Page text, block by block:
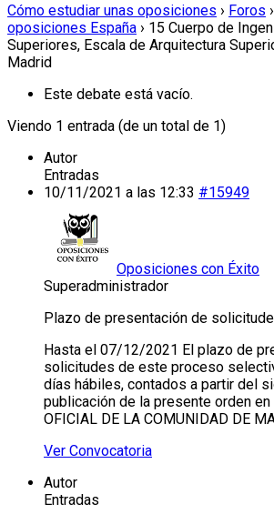
Cómo estudiar unas oposiciones › Foros ›
oposiciones España › 15 Cuerpo de
Superiores, Escala de Arquitectura
Madrid
Este debate está vacío.
Viendo 1 entrada (de un total de 1)
Autor
Entradas
10/11/2021 a las 12:33 #15949
Oposiciones con Éxito
Superadministrador
Plazo de presentación de
Hasta el 07/12/2021 El plazo de
solicitudes de este proceso
días hábiles, contados a partir del
publicación de la presente orden en
OFICIAL DE LA COMUNIDAD DE
Ver Convocatoria
Autor
Entradas